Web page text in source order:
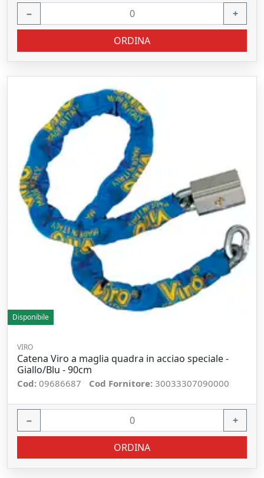
− +
ORDINA
Disponibile
VIRO
Catena Viro a maglia quadra in acciao speciale -
Giallo/Blu - 90cm
Cod: 09686687 Cod Fornitore: 30033307090000
− +
ORDINA